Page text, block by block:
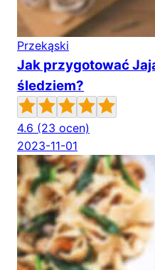
Przekąski
Jak przygotować
śledziem?
4.6 (23 ocen)
2023-11-01